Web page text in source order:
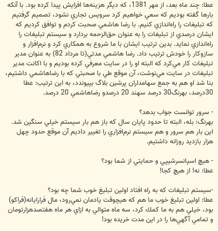
عطا: چند ماه بعد، از مهر 1381، که ديگر هزينه‌ها افزايش پيدا کرده بود. با آنکه
بارها گفته بوديم که سعي خواهيم کرد سرويس تجاري نشود، تصميم گرفتيم
که تبليغات را راه‌اندازي کنيم. با رضا هاشمي صحبت کردم و توافق کرديم که
ايشان درصدي از تبليغات را به عنوان حق‌الزحمه بردارد و سيستم تبليغات را
راه‌اندازي نمايد. بدين ترتيب ايشان با ما شروع به همکاري کرد و نرم‌افزار و
سازوكار را خودش ترتيب داد. رضا هاشمي مدتي(تا مرداد 82) به عنوان مدير
تبليغات كار مي‌كرد كه البته او را در سايت معرفي كرده بوديم و با اكانت مدير
تبليغات در سايت مي‌نوشت، آن موقع طي با صحبتي كه با رضاهاشمي داشتيم،
بنا شد او هم به جمع سهامداران پرشين بلاگ بپيوندد، به اين ترتيب: عطا
30درصد، بهرنگ30 درصد سهند 20 درصدو رضاهاشمي 20 درصد.
- سرور توانست جواب بدهد؟
بهرنگ: بله، البته تا حدود پايان سال كه باز هم بار سيستم خيلي سنگين شد.
اين بار هم سرور و هم سيستم نرم‌افزاري را تغيير داديم آن موقع حدود چهل
هزار بازديد روزانه داشتيم.
- هيچ اسپانسرشيپي و حمايتي از شما بود؟
عطا: نه! از هيچ كجا!
-سيستم تبليغات كه به راه افتاد اولين تبليغ خوب شما چه بود؟
عطا: اولين تبليغ خوب ما هم كه هيچوقت يادمان نمي‌رود، مال فرارايانه(فراكو)
بود، خيلي هم به ما كمك كرد، سه ماه متوالي به ازاي هر ماه هفتصدهزارتومان
و تمامي آگهي‌ها را در اين مدت خريده بود!